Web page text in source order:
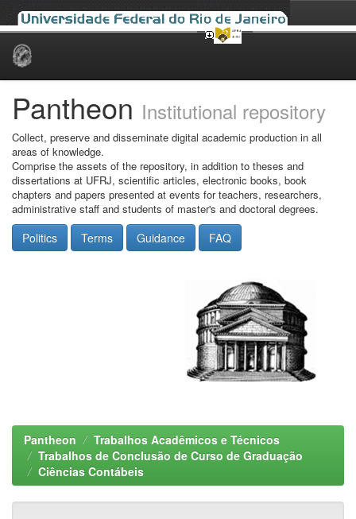
Skip
Pantheon Institutional repository
Collect, preserve and disseminate digital academic production in all
areas of knowledge.
Comprise the assets of the repository, in addition to theses and
dissertations at UFRJ, scientific articles, electronic books, book
chapters and papers presented at events for teachers, researchers,
administrative staff and students of master's and doctoral degrees.
Politics Terms Guidance FAQ
Pantheon
Trabalhos Acadêmicos e Técnicos
Trabalhos de Conclusão de Curso de Graduação
Ciências Contábeis